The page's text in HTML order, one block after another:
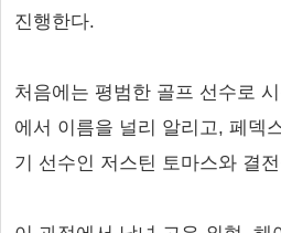
진행한다.
처음에는 평범한 골프 선수로
에서 이름을 널리 알리고, 페덱
기 선수인 저스틴 토마스와 결